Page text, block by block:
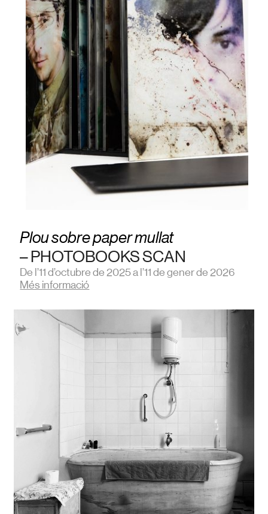
Plou sobre paper mullat
– PHOTOBOOKS SCAN
De l’11 d’octubre de 2025 a l’11 de gener de 2026
Més informació